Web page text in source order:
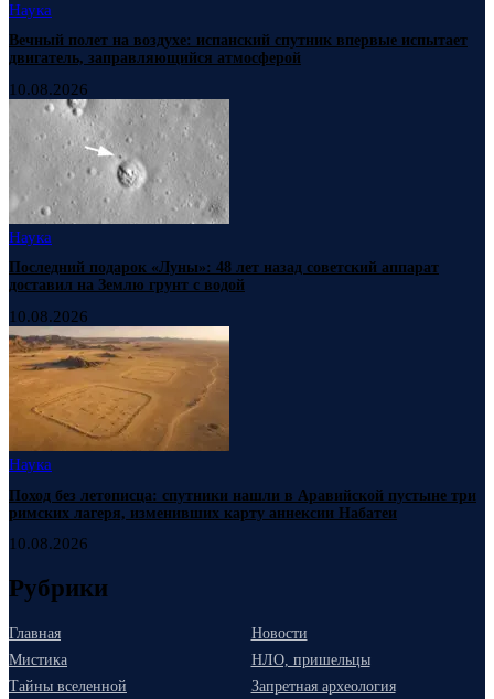
Наука
Вечный полет на воздухе: испанский спутник впервые испытает
двигатель, заправляющийся атмосферой
10.08.2026
Наука
Последний подарок «Луны»: 48 лет назад советский аппарат
доставил на Землю грунт с водой
10.08.2026
Наука
Поход без летописца: спутники нашли в Аравийской пустыне три
римских лагеря, изменивших карту аннексии Набатеи
10.08.2026
Рубрики
Главная
Новости
Мистика
НЛО, пришельцы
Тайны вселенной
Запретная археология